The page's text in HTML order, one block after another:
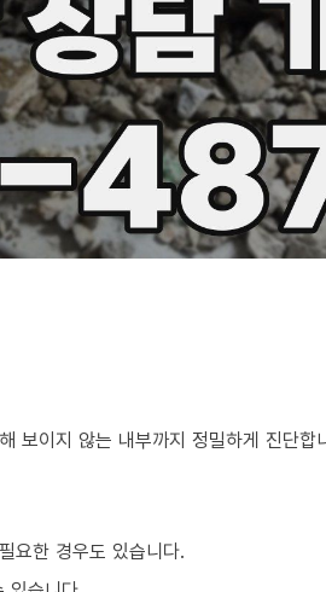
보이지 않는 내부까지 정밀하게 진단합
요한 경우도 있습니다.